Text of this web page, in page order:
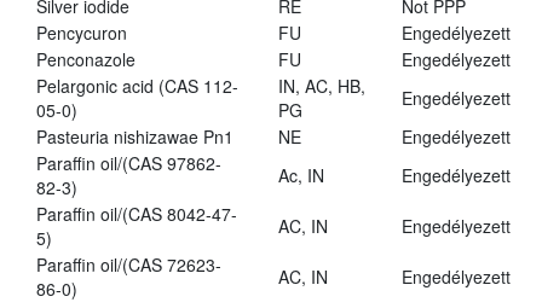
Silver iodide
RE
Not PPP
Pencycuron
FU
Engedélyezett
Penconazole
FU
Engedélyezett
Pelargonic acid (CAS 112-
05-0)
IN, AC, HB,
PG
Engedélyezett
Pasteuria nishizawae Pn1
NE
Engedélyezett
Paraffin oil/(CAS 97862-
82-3)
Ac, IN
Engedélyezett
Paraffin oil/(CAS 8042-47-
5)
AC, IN
Engedélyezett
Paraffin oil/(CAS 72623-
86-0)
AC, IN
Engedélyezett